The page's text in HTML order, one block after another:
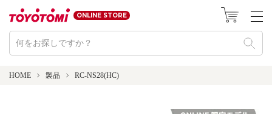
ONLINE STORE
HOME 製品 RC-NS28(HC)